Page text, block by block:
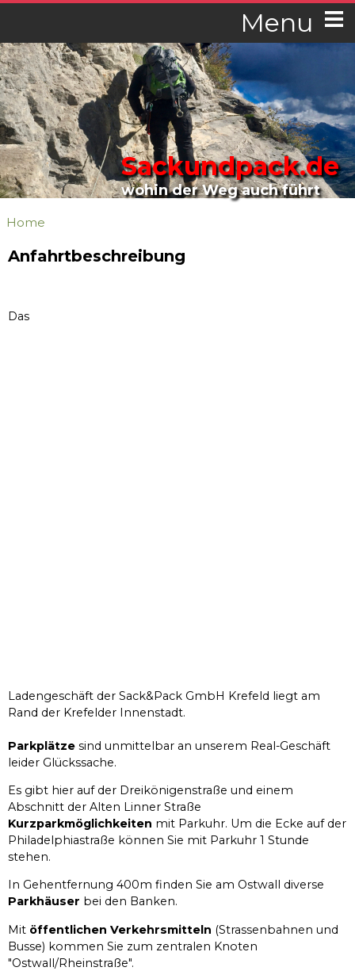
Menu
Sackundpack.de
wohin der Weg auch führt
Home
Anfahrtbeschreibung
Das
Ladengeschäft der Sack&Pack GmbH Krefeld liegt am
Rand der Krefelder Innenstadt.
Parkplätze sind unmittelbar an unserem Real-Geschäft
leider Glückssache.
Es gibt hier auf der Dreikönigenstraße und einem
Abschnitt der Alten Linner Straße
Kurzparkmöglichkeiten mit Parkuhr. Um die Ecke auf der
Philadelphiastraße können Sie mit Parkuhr 1 Stunde
stehen.
In Gehentfernung 400m finden Sie am Ostwall diverse
Parkhäuser bei den Banken.
Mit öffentlichen Verkehrsmitteln (Strassenbahnen und
Busse) kommen Sie zum zentralen Knoten
"Ostwall/Rheinstraße".